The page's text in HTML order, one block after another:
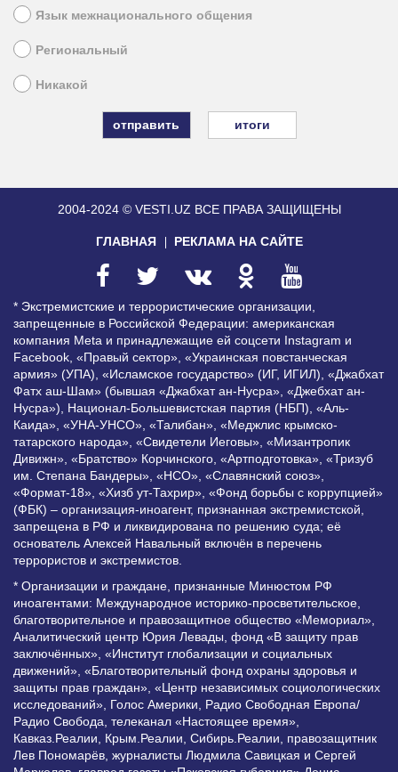
Язык межнационального общения
Региональный
Никакой
итоги
2004-2024 © VESTI.UZ ВСЕ ПРАВА ЗАЩИЩЕНЫ
ГЛАВНАЯ РЕКЛАМА НА САЙТЕ
* Экстремистские и террористические организации,
запрещенные в Российской Федерации: американская
компания Meta и принадлежащие ей соцсети Instagram и
Facebook, «Правый сектор», «Украинская повстанческая
армия» (УПА), «Исламское государство» (ИГ, ИГИЛ), «Джабхат
Фатх аш-Шам» (бывшая «Джабхат ан-Нусра», «Джебхат ан-
Нусра»), Национал-Большевистская партия (НБП), «Аль-
Каида», «УНА-УНСО», «Талибан», «Меджлис крымско-
татарского народа», «Свидетели Иеговы», «Мизантропик
Дивижн», «Братство» Корчинского, «Артподготовка», «Тризуб
им. Степана Бандеры», «НСО», «Славянский союз»,
«Формат-18», «Хизб ут-Тахрир», «Фонд борьбы с коррупцией»
(ФБК) – организация-иноагент, признанная экстремистской,
запрещена в РФ и ликвидирована по решению суда; её
основатель Алексей Навальный включён в перечень
террористов и экстремистов.
* Организации и граждане, признанные Минюстом РФ
иноагентами: Международное историко-просветительское,
благотворительное и правозащитное общество «Мемориал»,
Аналитический центр Юрия Левады, фонд «В защиту прав
заключённых», «Институт глобализации и социальных
движений», «Благотворительный фонд охраны здоровья и
защиты прав граждан», «Центр независимых социологических
исследований», Голос Америки, Радио Свободная Европа/
Радио Свобода, телеканал «Настоящее время»,
Кавказ.Реалии, Крым.Реалии, Сибирь.Реалии, правозащитник
Лев Пономарёв, журналисты Людмила Савицкая и Сергей